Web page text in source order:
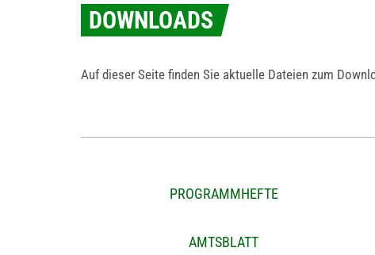
DOWNLOADS
Auf dieser Seite finden Sie aktuelle Dateien zum
PROGRAMMHEFTE
AMTSBLATT